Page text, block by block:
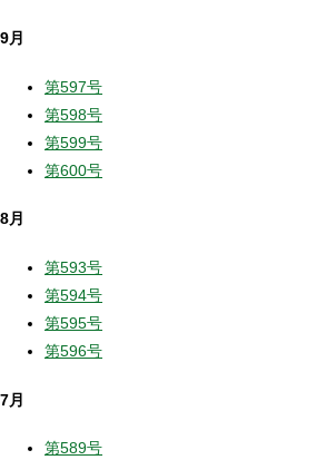
9月
第597号
第598号
第599号
第600号
8月
第593号
第594号
第595号
第596号
7月
第589号